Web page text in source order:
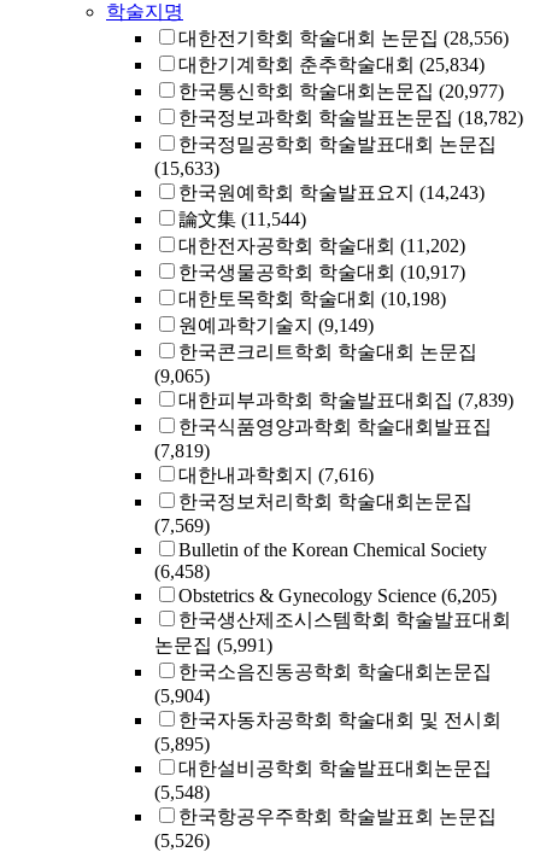
학술지명
대한전기학회 학술대회 논문집 (28,556)
대한기계학회 춘추학술대회 (25,834)
한국통신학회 학술대회논문집 (20,977)
한국정보과학회 학술발표논문집 (18,782)
한국정밀공학회 학술발표대회 논문집
(15,633)
한국원예학회 학술발표요지 (14,243)
論文集 (11,544)
대한전자공학회 학술대회 (11,202)
한국생물공학회 학술대회 (10,917)
대한토목학회 학술대회 (10,198)
원예과학기술지 (9,149)
한국콘크리트학회 학술대회 논문집
(9,065)
대한피부과학회 학술발표대회집 (7,839)
한국식품영양과학회 학술대회발표집
(7,819)
대한내과학회지 (7,616)
한국정보처리학회 학술대회논문집
(7,569)
Bulletin of the Korean Chemical Society
(6,458)
Obstetrics & Gynecology Science (6,205)
한국생산제조시스템학회 학술발표대회
논문집 (5,991)
한국소음진동공학회 학술대회논문집
(5,904)
한국자동차공학회 학술대회 및 전시회
(5,895)
대한설비공학회 학술발표대회논문집
(5,548)
한국항공우주학회 학술발표회 논문집
(5,526)